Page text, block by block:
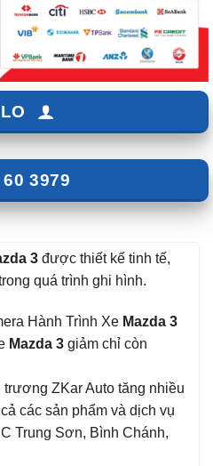
3979
3 được thiết kế tinh tế,
quá trình ghi hình.
Hành Trình Xe Mazda 3
Mazda 3 giảm chỉ còn
ZKar Auto tăng nhiều
các sản phẩm và dịch vụ
Trung Sơn, Bình Chánh,